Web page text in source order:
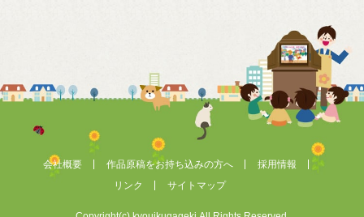
会社概要 作品原稿をお持ち込みの方へ
採用情報
リンク
サイトマップ